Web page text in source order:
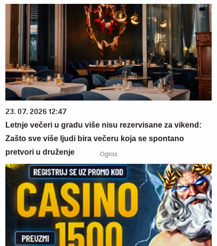
23. 07. 2026 12:47
Letnje večeri u gradu više nisu rezervisane za vikend:
Zašto sve više ljudi bira večeru koja se spontano
pretvori u druženje